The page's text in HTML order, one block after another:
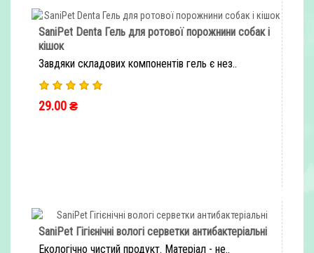
SaniPet Denta Гель для ротової порожнини собак і
кішок
Завдяки складових компонентів гель є нез..
29.00 ₴
SaniPet Гігієнічні вологі серветки антибактеріальні
Екологічно чистий продукт. Матеріал - не..